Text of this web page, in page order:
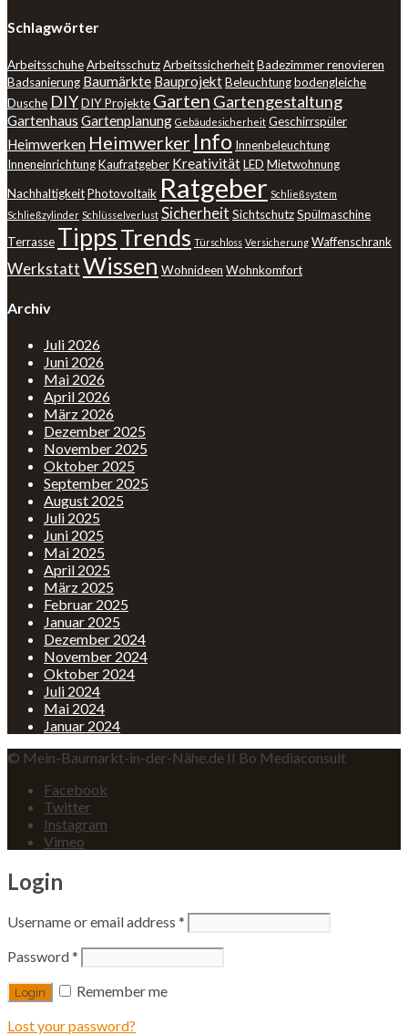
Schlagwörter
ArbeitsschuheArbeitsschutzArbeitssicherheitBadezimmer renovieren
Badsanierung Baumärkte BauprojektBeleuchtungbodengleiche
Dusche DIYDIY Projekte Garten Gartengestaltung
Gartenhaus Gartenplanung Gebäudesicherheit Geschirrspüler
Heimwerken Heimwerker Info Innenbeleuchtung
InneneinrichtungKaufratgeber KreativitätLED Mietwohnung
NachhaltigkeitPhotovoltaik Ratgeber Schließsystem
Schließzylinder Schlüsselverlust Sicherheit SichtschutzSpülmaschine
Terrasse TippsTrends Türschloss Versicherung Waffenschrank
WerkstattWissen Wohnideen Wohnkomfort
Archiv
Juli 2026
Juni 2026
Mai 2026
April 2026
März 2026
Dezember 2025
November 2025
Oktober 2025
September 2025
August 2025
Juli 2025
Juni 2025
Mai 2025
April 2025
März 2025
Februar 2025
Januar 2025
Dezember 2024
November 2024
Oktober 2024
Juli 2024
Mai 2024
Januar 2024
© Mein-Baumarkt-in-der-Nähe.de II Bo Mediaconsult
Facebook
Twitter
Instagram
Vimeo
Login
Username or email address *
Password*
Remember me
Lost your password?